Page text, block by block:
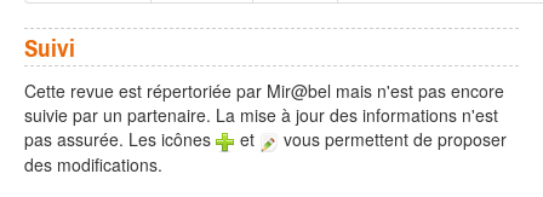
Suivi
Cette revue est répertoriée par Mir@bel mais n'est pas encore
suivie par un partenaire. La mise à jour des informations n'est
pas assurée. Les icônes
et
vous permettent de proposer
des modifications.